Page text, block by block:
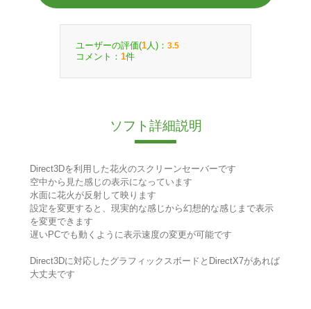
ユーザーの評価(1 人)： 3.5
コメント： 1件
ソフト詳細説明
Direct3Dを利用した花火のスクリーンセーバーです
空中から見た感じの表示になっています
水面に花火が反射して映ります
設定を変更すると、現実的な感じから幻想的な感じまで表示
を変更できます
遅いPCでも動くように表示速度の変更が可能です
Direct3Dに対応したグラフィックスボードとDirectX7があれば
大丈夫です